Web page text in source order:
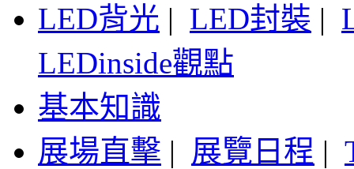
LED背光 | LED封裝 |
LEDinside觀點
基本知識
展場直擊 | 展覽日程 |